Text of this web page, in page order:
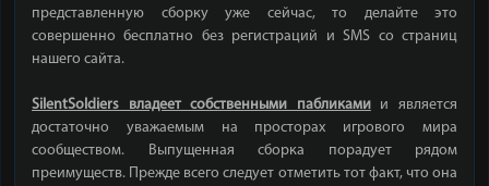
представленную сборку уже сейчас, то делайте это
совершенно бесплатно без регистраций и SMS со страниц
нашего сайта.
SilentSoldiers владеет собственными пабликамии является
достаточно уважаемым на просторах игрового мира
сообществом. Выпущенная сборка порадует рядом
преимуществ. Прежде всего следует отметить тот факт, что она